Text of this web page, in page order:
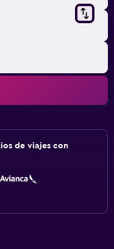
de viajes con